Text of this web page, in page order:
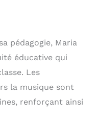
pédagogie, Maria
éducative qui
Les
la musique sont
renforçant ainsi